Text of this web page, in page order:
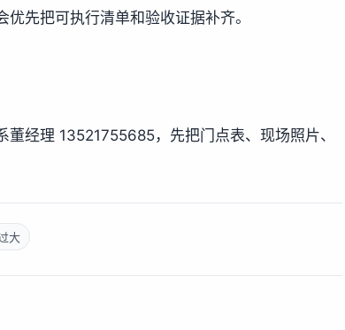
先把可执行清单和验收证据补齐。
经理 13521755685，先把门点表、现场照片、
大